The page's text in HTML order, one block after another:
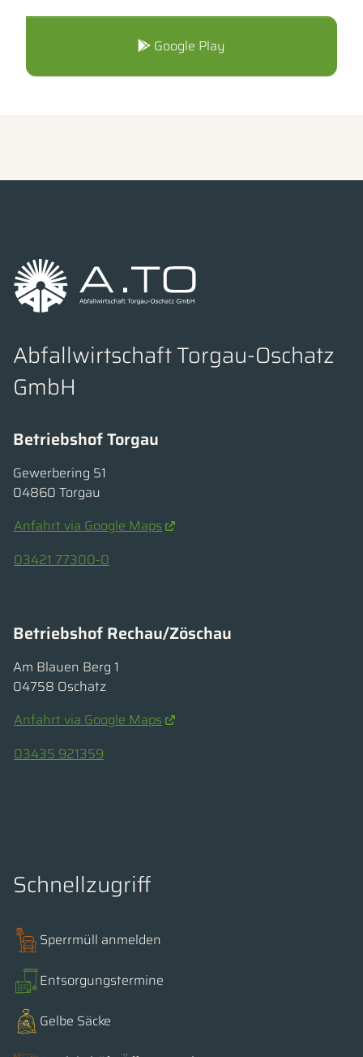
Google Play
Abfallwirtschaft Torgau-Oschatz
GmbH
Betriebshof Torgau
Gewerbering 51
04860 Torgau
Anfahrt via Google Maps
03421 77300-0
Betriebshof Rechau/Zöschau
Am Blauen Berg 1
04758 Oschatz
Anfahrt via Google Maps
03435 921359
Schnellzugriff
Sperrmüll anmelden
Entsorgungstermine
Gelbe Säcke